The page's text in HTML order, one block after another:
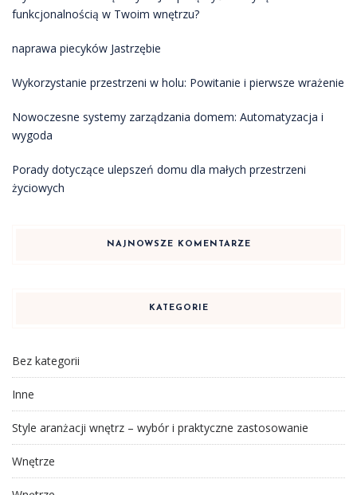
funkcjonalnością w Twoim wnętrzu?
naprawa piecyków Jastrzębie
Wykorzystanie przestrzeni w holu: Powitanie i pierwsze wrażenie
Nowoczesne systemy zarządzania domem: Automatyzacja i
wygoda
Porady dotyczące ulepszeń domu dla małych przestrzeni
życiowych
NAJNOWSZE KOMENTARZE
KATEGORIE
Bez kategorii
Inne
Style aranżacji wnętrz – wybór i praktyczne zastosowanie
Wnętrze